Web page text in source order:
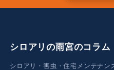
シロアリの雨宮のコラム
シロアリ・害虫・住宅メンテナン